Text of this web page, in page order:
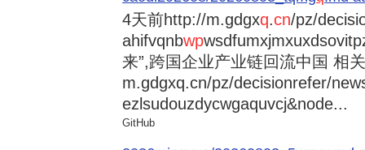
4天前http://m.gdgxq.cn/pz/
ahifvqnbwp
来”,跨国企业产业链回流中国 相
m.gdgxq.cn/pz/decisionrefer/
ezlsudouzdycwgaquvcj&node...
GitHub